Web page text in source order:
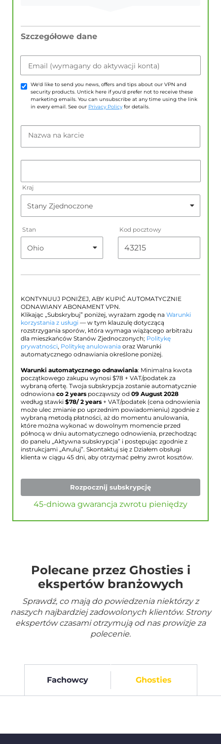
Szczegółowe dane
Email (wymagany do aktywacji konta)
We'd like to send you news, offers and tips about our VPN and
security products. Untick here if you'd prefer not to receive these
marketing emails. You can unsubscribe at any time using the link
in every email. See our Privacy Policy for details.
Nazwa na karcie
Kraj
Stan Kod pocztowy
KONTYNUUJ PONIŻEJ, ABY KUPIĆ AUTOMATYCZNIE
ODNAWIANY ABONAMENT VPN.
Klikając „Subskrybuj” poniżej, wyrażam zgodę na Warunki
korzystania z usługi — w tym klauzulę dotyczącą
rozstrzygania sporów, która wymaga wiążącego arbitrażu
dla mieszkańców Stanów Zjednoczonych; Politykę
prywatności, Politykę anulowania oraz Warunki
automatycznego odnawiania określone poniżej.
Warunki automatycznego odnawiania: Minimalna kwota
początkowego zakupu wynosi $78 + VAT/podatek za
wybraną ofertę. Twoja subskrypcja zostanie automatycznie
odnowiona co 2 years począwszy od 09 August 2028
według stawki $78/ 2 years + VAT/podatek (cena odnowienia
może ulec zmianie po uprzednim powiadomieniu) zgodnie z
wybraną metodą płatności, aż do momentu anulowania,
które można wykonać w dowolnym momencie przed
północą w dniu automatycznego odnowienia, przechodząc
do panelu „Aktywna subskrypcja” i postępując zgodnie z
instrukcjami „Anuluj”. Skontaktuj się z Działem obsługi
klienta w ciągu 45 dni, aby otrzymać pełny zwrot kosztów.
Rozpocznij subskrypcję
45-dniowa gwarancja zwrotu pieniędzy
Polecane przez Ghosties i
ekspertów branżowych
Sprawdź, co mają do powiedzenia niektórzy z
naszych najbardziej zadowolonych klientów. Strony
ekspertów czasami otrzymują od nas prowizje za
polecenie.
Fachowcy Ghosties